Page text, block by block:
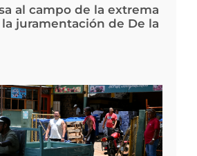
al campo de la extrema
juramentación de De la